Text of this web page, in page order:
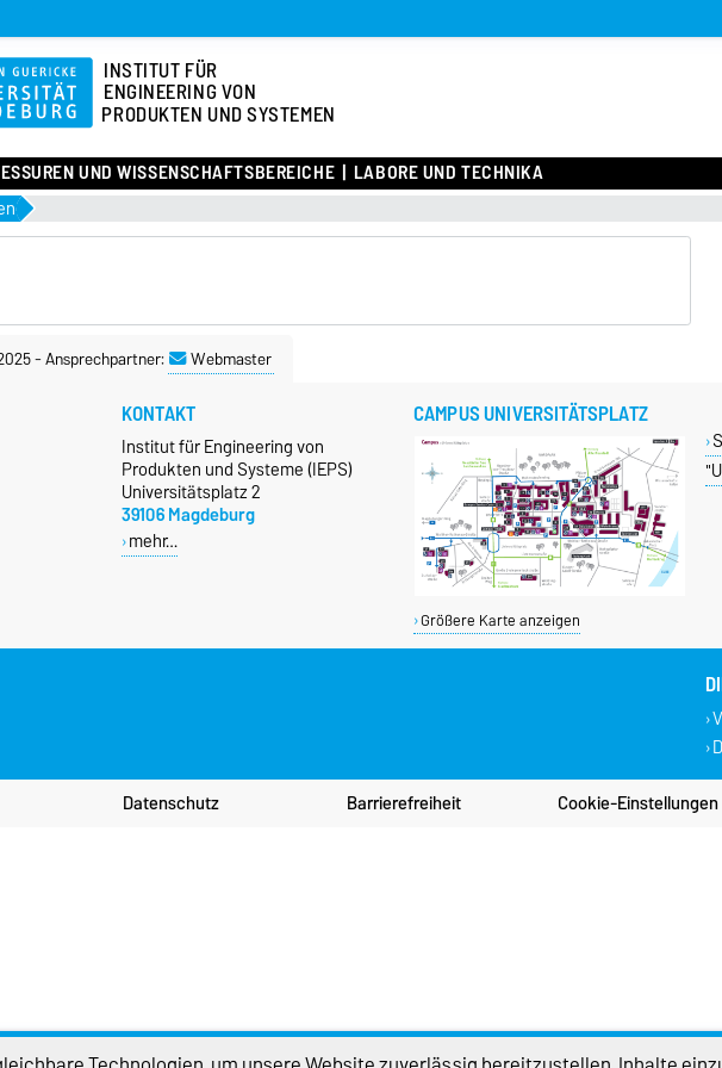
INSTITUT FÜR
ENGINEERING VON
PRODUKTEN UND SYSTEMEN
UND WISSENSCHAFTSBEREICHE LABORE UND TECHNIKA
-Ansprechpartner: Webmaster
KONTAKT
Institut für Engineering von
Produkten und Systeme (IEPS)
Universitätsplatz 2
39106 Magdeburg
mehr…
CAMPUS UNIVERSITÄTSPLATZ
Größere Karte anzeigen
Datenschutz Barrierefreiheit Cookie-Einstellungen